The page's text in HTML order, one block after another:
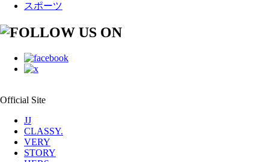
スポーツ
Official Site
JJ
CLASSY.
VERY
STORY